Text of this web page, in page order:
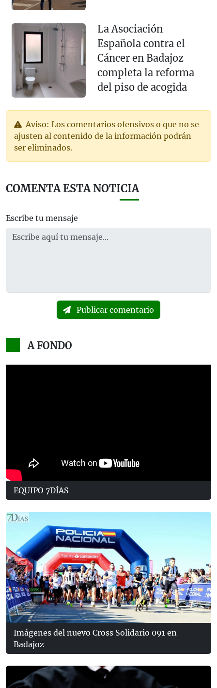
La Asociación
Española contra el
Cáncer en Badajoz
completa la reforma
del piso de acogida
Aviso: Los comentarios ofensivos o que no se
ajusten al contenido de la información podrán
ser eliminados.
COMENTA ESTA NOTICIA
Escribe tu mensaje
Publicar comentario
A FONDO
EQUIPO 7DÍAS
Imágenes del nuevo Cross Solidario 091 en
Badajoz